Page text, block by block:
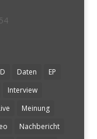
Daten
EP
Interview
Meinung
Nachbericht